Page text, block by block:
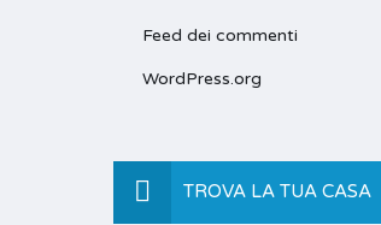
Feed dei commenti
WordPress.org
TROVA LA TUA CASA